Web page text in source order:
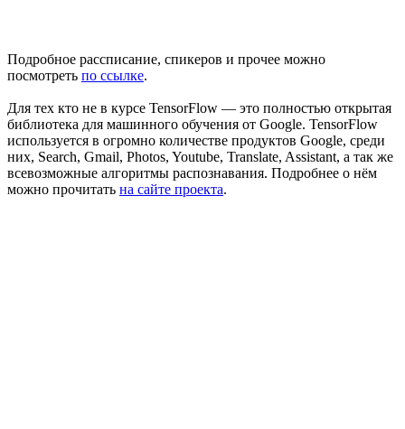
Подробное рассписание, спикеров и прочее можно
посмотреть по ссылке.
Для тех кто не в курсе TensorFlow — это полностью открытая
библиотека для машинного обучения от Google. TensorFlow
используется в огромно количестве продуктов Google, среди
них, Search, Gmail, Photos, Youtube, Translate, Assistant, а так же
всевозможные алгоритмы распознавания. Подробнее о нём
можно прочитать на сайте проекта.